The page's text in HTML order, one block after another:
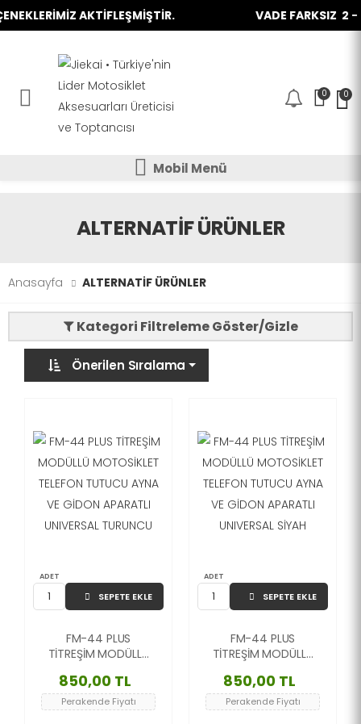
AKTİFLEŞMİŞTİR. VADE FARKSIZ 2 -
Mobil Menü 0 0
Mobil Menü
Mobil Menü
ALTERNATİF ÜRÜNLER
Anasayfa ALTERNATİF ÜRÜNLER
Kategori Filtreleme Göster/Gizle
Önerilen Sıralama
ADET
SEPETE EKLE
FM-44 PLUS
TİTREŞİM MODÜLLÜ
TELEFON TUTUCU
AYNA VE GİDON
APARATLI UNIVERSAL
850,00 TL
Perakende Fiyatı
ADET
SEPETE EKLE
FM-44 PLUS
TİTREŞİM MODÜLLÜ
TELEFON TUTUCU
AYNA VE GİDON
APARATLI UNIVERSAL
850,00 TL
Perakende Fiyatı